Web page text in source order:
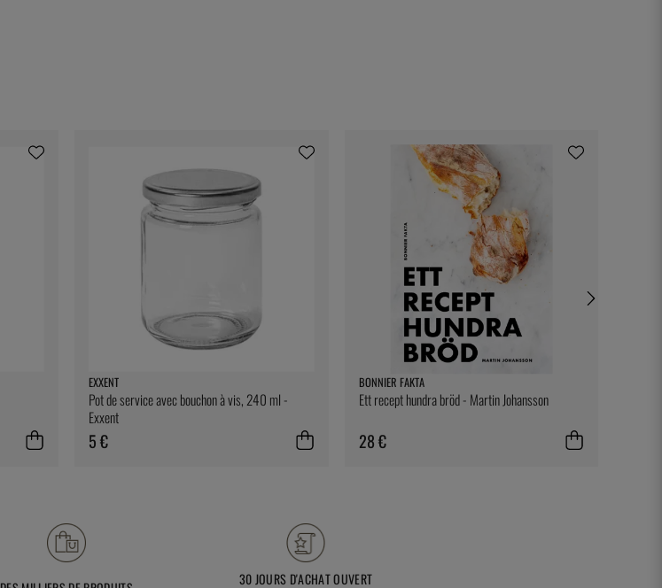
EXXENT
Pot de service avec bouchon à vis, 240 ml -
Exxent
5 €
BONNIER FAKTA
Ett recept hundra bröd - Martin Johansson
28 €
30 JOURS D'ACHAT OUVERT